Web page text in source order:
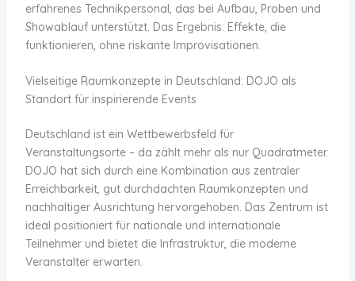
erfahrenes Technikpersonal, das bei Aufbau, Proben und
Showablauf unterstützt. Das Ergebnis: Effekte, die
funktionieren, ohne riskante Improvisationen.
Vielseitige Raumkonzepte in Deutschland: DOJO als
Standort für inspirierende Events
Deutschland ist ein Wettbewerbsfeld für
Veranstaltungsorte – da zählt mehr als nur Quadratmeter.
DOJO hat sich durch eine Kombination aus zentraler
Erreichbarkeit, gut durchdachten Raumkonzepten und
nachhaltiger Ausrichtung hervorgehoben. Das Zentrum ist
ideal positioniert für nationale und internationale
Teilnehmer und bietet die Infrastruktur, die moderne
Veranstalter erwarten.